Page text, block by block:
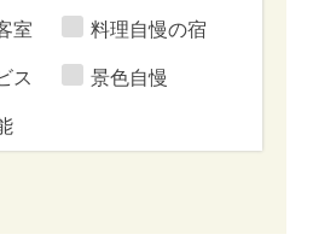
室 料理自慢の宿
ス 景色自慢